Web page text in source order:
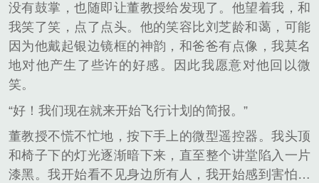
没有鼓掌，也随即让董教授给发现了。他望着我，和
我笑了笑，点了点头。他的笑容比刘芝龄和蔼，可能
因为他戴起银边镜框的神韵，和爸爸有点像，我莫名
地对他产生了些许的好感。因此我愿意对他回以微
笑。
“好！我们现在就来开始飞行计划的简报。”
董教授不慌不忙地，按下手上的微型遥控器。我头顶
和椅子下的灯光逐渐暗下来，直至整个讲堂陷入一片
漆黑。我开始看不见身边所有人，我开始感到害怕…